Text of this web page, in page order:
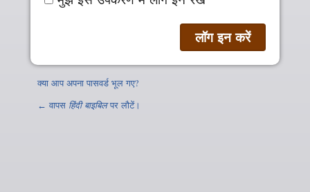
क्या आप अपना पासवर्ड भूल गए?
← वापस हिंदी बाइबिलपर लौटें।